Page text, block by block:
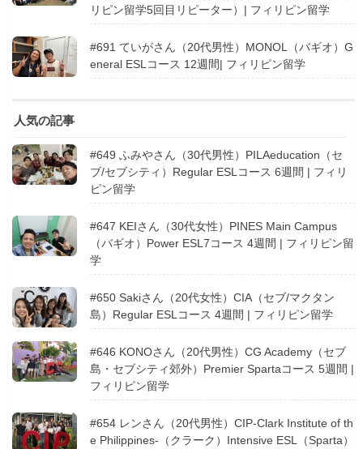
リピン留学5回目リピーター）| フィリピン留学
#691 ていがさん（20代男性）MONOL（バギオ）G
eneral ESLコース 12週間| フィリピン留学
人気の記事
#649 ふみやさん（30代男性）PILAeducation（セ
ブ/セブシティ）Regular ESLコース 6週間 | フィリ
ピン留学
#647 KEIさん（30代女性）PINES Main Campus
（バギオ）Power ESL7コース 4週間 | フィリピン留
学
#650 Sakiさん（20代女性）CIA（セブ/マクタン
島）Regular ESLコース 4週間 | フィリピン留学
#646 KONOさん（20代男性）CG Academy（セブ
島・セブシティ郊外）Premier Spartaコース 5週間 |
フィリピン留学
#654 レンさん（20代男性）CIP-Clark Institute of th
e Philippines-（クラーク）Intensive ESL（Sparta）